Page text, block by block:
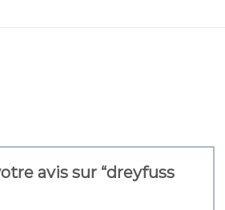
avis sur “dreyfuss